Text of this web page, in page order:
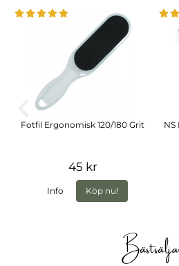
Fotfil Ergonomisk 120/180 Grit
45 kr
Info Köp nu!
NS